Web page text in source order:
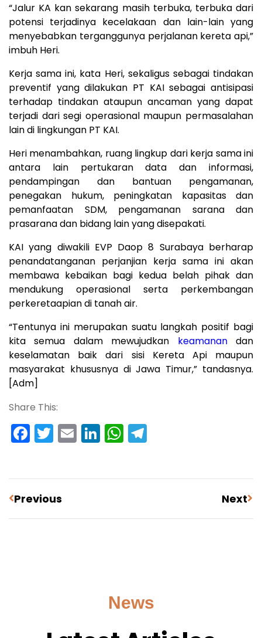
“Jalur KA kan sekarang masih terbuka, terbuka dari
potensi terjadinya kecelakaan dan lain-lain yang
menyebabkan terganggunya perjalanan kereta api,”
imbuh Heri.
Kerja sama ini, kata Heri, sekaligus sebagai tindakan
preventif yang dilakukan PT KAI sebagai antisipasi
terhadap tindakan ataupun ancaman yang dapat
terjadi dari segi operasional maupun permasalahan
lain di lingkungan PT KAI.
Heri menambahkan, ruang lingkup dari kerja sama ini
antara lain pertukaran data dan informasi,
pendampingan dan bantuan pengamanan,
penegakan hukum, peningkatan kapasitas dan
pemanfaatan SDM, pengamanan sarana dan
prasarana dan bidang lain yang disepakati.
KAI yang diwakili EVP Daop 8 Surabaya berharap
penandatanganan perjanjian kerja sama ini akan
membawa kebaikan bagi kedua belah pihak dan
mendukung operasional serta perkembangan
perkeretaapian di tanah air.
“Tentunya ini merupakan suatu langkah positif bagi
kita semua dalam mewujudkan keamanandan
keselamatan baik dari sisi Kereta Api maupun
masyarakat khususnya di Jawa Timur,” tandasnya.
[Adm]
Share This:
Facebook
Twitter
EmailLinkedIn
WhatsApp
Previous Next
News